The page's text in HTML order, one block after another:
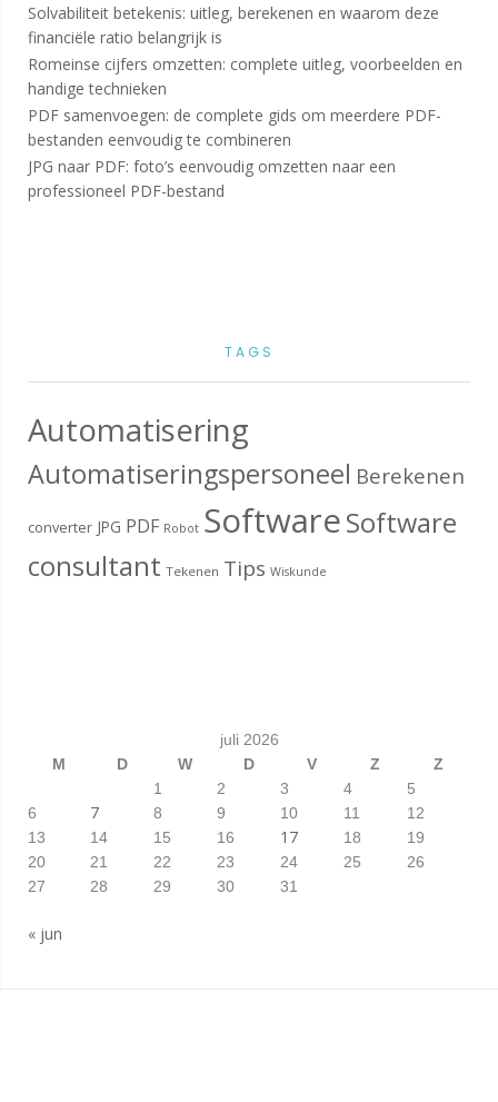
Solvabiliteit betekenis: uitleg, berekenen en waarom deze
financiële ratio belangrijk is
Romeinse cijfers omzetten: complete uitleg, voorbeelden en
handige technieken
PDF samenvoegen: de complete gids om meerdere PDF-
bestanden eenvoudig te combineren
JPG naar PDF: foto’s eenvoudig omzetten naar een
professioneel PDF-bestand
TAGS
Automatisering
Automatiseringspersoneel Berekenen
converter JPG PDF Robot SoftwareSoftware
consultant Tekenen Tips Wiskunde
juli 2026
M
D W D V Z
Z
1
2 3 4
5
6
7 8 9 10 11
12
13
14 15 16 17 18
19
20
21 22 23 24 25
26
27
28 29 30 31
« jun